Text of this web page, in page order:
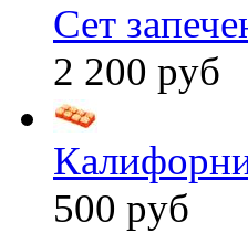
Сет
2 200 руб
500 руб